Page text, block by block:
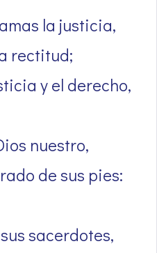
la justicia,
rectitud;
y el derecho,
nuestro,
de sus pies:
sacerdotes,